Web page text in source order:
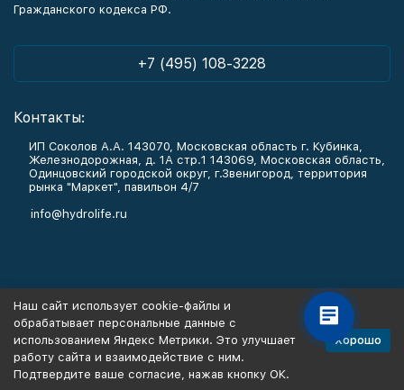
Гражданского кодекса РФ.
+7 (495) 108-3228
Контакты:
ИП Соколов А.А. 143070, Московская область г. Кубинка,
Железнодорожная, д. 1А стр.1 143069, Московская область,
Одинцовский городской округ, г.Звенигород, территория
рынка "Маркет", павильон 4/7
info@hydrolife.ru
Информация
Наш сайт использует cookie-файлы и
обрабатывает персональные данные с
использованием Яндекс Метрики. Это улучшает
работу сайта и взаимодействие с ним.
Подтвердите ваше согласие, нажав кнопку ОК.
Хорошо